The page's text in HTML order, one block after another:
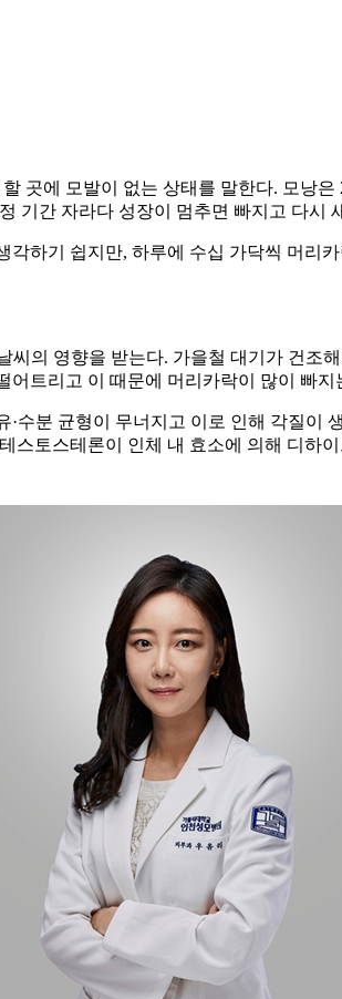
곳에 모발이 없는 상태를 말한다. 모낭
기간 자라다 성장이 멈추면 빠지고 다시
하기 쉽지만, 하루에 수십 가닥씩 머리
의 영향을 받는다. 가을철 대기가 건
트리고 이 때문에 머리카락이 많이 빠지
수분 균형이 무너지고 이로 인해 각질이
토스테론이 인체 내 효소에 의해 디하